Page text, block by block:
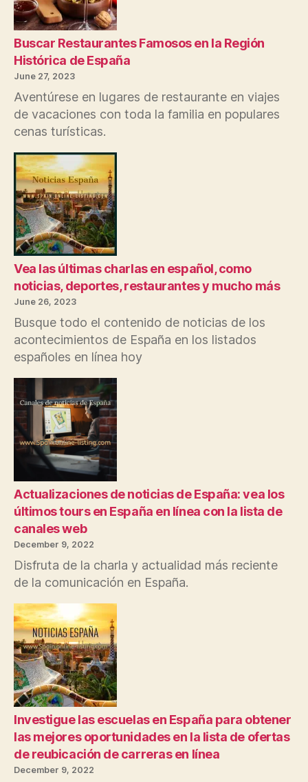
Buscar Restaurantes Famosos en la Región
Histórica de España
June 27, 2023
Aventúrese en lugares de restaurante en viajes
de vacaciones con toda la familia en populares
cenas turísticas.
Vea las últimas charlas en español, como
noticias, deportes, restaurantes y mucho más
June 26, 2023
Busque todo el contenido de noticias de los
acontecimientos de España en los listados
españoles en línea hoy
Actualizaciones de noticias de España: vea los
últimos tours en España en línea con la lista de
canales web
December 9, 2022
Disfruta de la charla y actualidad más reciente
de la comunicación en España.
Investigue las escuelas en España para obtener
las mejores oportunidades en la lista de ofertas
de reubicación de carreras en línea
December 9, 2022